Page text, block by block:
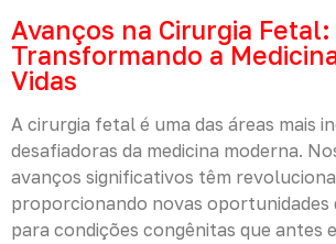
Avanços na Cirurgia Fetal:
Transformando a
Vidas
A cirurgia fetal é uma das áreas mais
desafiadoras da medicina moderna.
avanços significativos têm
proporcionando novas
para condições congênitas que antes